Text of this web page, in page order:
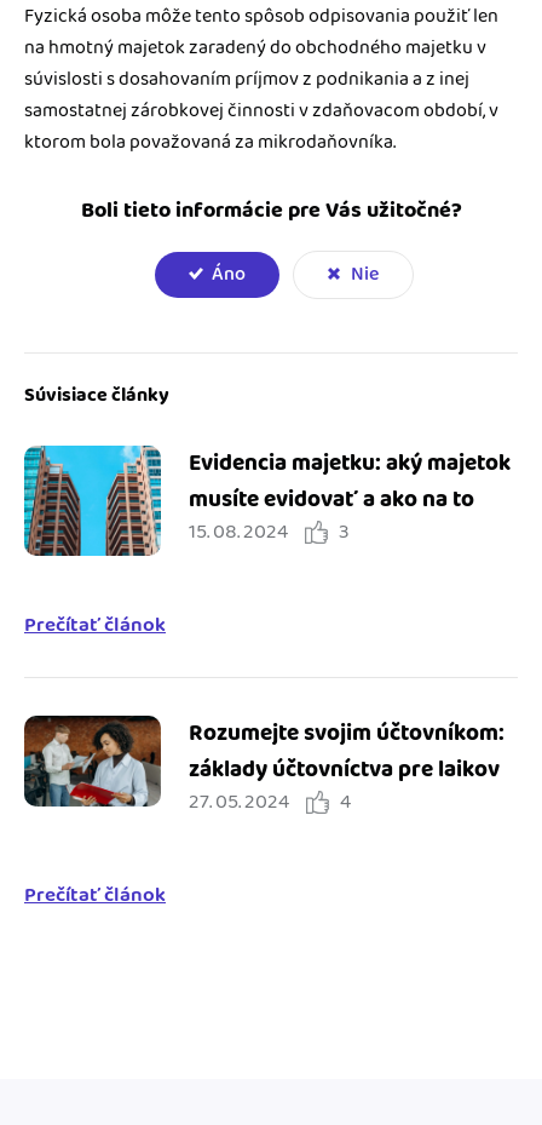
Fyzická osoba môže tento spôsob odpisovania použiť len
na hmotný majetok zaradený do obchodného majetku v
súvislosti s dosahovaním príjmov z podnikania a z inej
samostatnej zárobkovej činnosti v zdaňovacom období, v
ktorom bola považovaná za mikrodaňovníka.
Boli tieto informácie pre Vás užitočné?
Áno Nie
Súvisiace články
Evidencia majetku: aký majetok
musíte evidovať a ako na to
15. 08. 2024 3
Prečítať článok
Rozumejte svojim účtovníkom:
základy účtovníctva pre laikov
27. 05. 2024 4
Prečítať článok